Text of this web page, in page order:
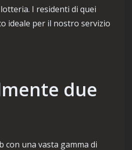
I residenti di quei
ideale per il nostro servizio
due
con una vasta gamma di